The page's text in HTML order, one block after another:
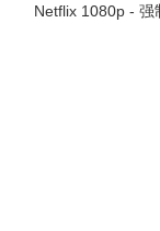
Netflix 1080p - 强